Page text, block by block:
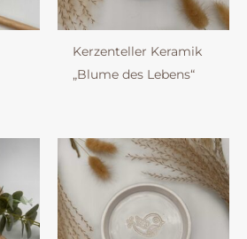
Kerzenteller Keramik
„Blume des Lebens“